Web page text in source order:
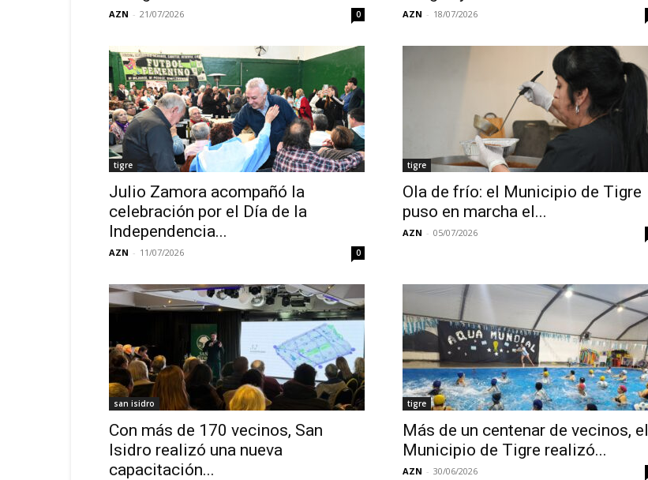
AZN - 21/07/2026 0 AZN - 18/07/2026
tigre
Julio Zamora acompañó la
celebración por el Día de la
Independencia...
AZN - 11/07/2026 0
tigre
Ola de frío: el Municipio de Tigre
puso en marcha el...
AZN - 05/07/2026
san isidro
Con más de 170 vecinos, San
Isidro realizó una nueva
capacitación...
tigre
Más de un centenar de vecinos, el
Municipio de Tigre realizó...
AZN - 30/06/2026